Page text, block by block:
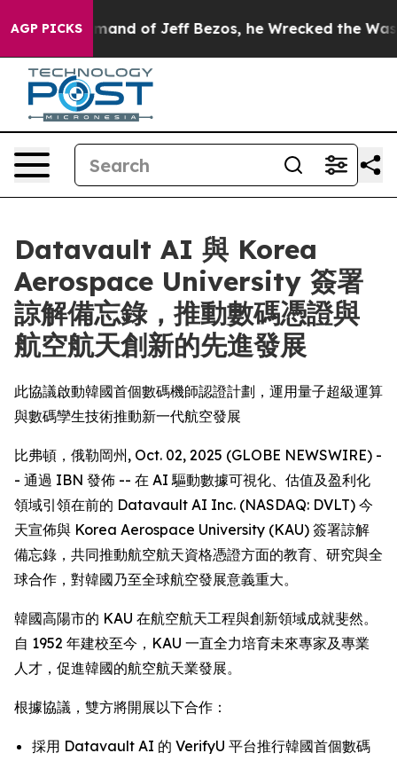
AGP PICKS
Command of Jeff Bezos, he Wrecked the
Datavault AI 與 Korea
Aerospace University 簽署
諒解備忘錄，推動數碼憑證與
航空航天創新的先進發展
此協議啟動韓國首個數碼機師認證計劃，運用量子超級運算
與數碼孿生技術推動新一代航空發展
比弗頓，俄勒岡州, Oct. 02, 2025 (GLOBE NEWSWIRE) -
- 通過 IBN 發佈 -- 在 AI 驅動數據可視化、估值及盈利化
領域引領在前的 Datavault AI Inc. (NASDAQ: DVLT) 今
天宣佈與 Korea Aerospace University (KAU) 簽署諒解
備忘錄，共同推動航空航天資格憑證方面的教育、研究與全
球合作，對韓國乃至全球航空發展意義重大。
韓國高陽市的 KAU 在航空航天工程與創新領域成就斐然。
自 1952 年建校至今，KAU 一直全力培育未來專家及專業
人才，促進韓國的航空航天業發展。
根據協議，雙方將開展以下合作：
採用 Datavault AI 的 VerifyU 平台推行韓國首個數碼